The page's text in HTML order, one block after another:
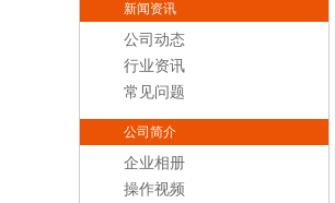
新闻资讯
公司动态
行业资讯
常见问题
公司简介
企业相册
操作视频